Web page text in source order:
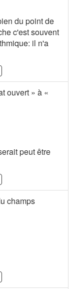
du point de
c'est souvent
il n'a
ouvert » à «
peut être
champs